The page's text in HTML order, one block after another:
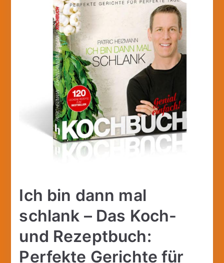
🔍
Ich bin dann mal
schlank – Das Koch-
und Rezeptbuch:
Perfekte Gerichte für